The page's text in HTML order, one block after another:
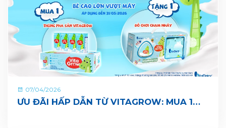
07/04/2026
ƯU ĐÃI HẤP DẪN TỪ VITAGROW: MUA 1